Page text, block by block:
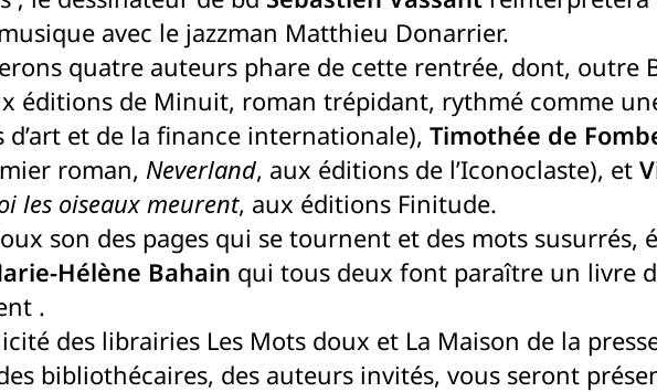
avec le jazzman Matthieu Donarrier.
quatre auteurs phare de cette rentrée, dont, outre
éditions de Minuit, roman trépidant, rythmé comme
et de la finance internationale), Timothée de
roman, Neverland, aux éditions de l’Iconoclaste), et
les oiseaux meurent, aux éditions Finitude.
son des pages qui se tournent et des mots susurrés,
Hélène Bahain qui tous deux font paraître un livre
.
des librairies Les Mots doux et La Maison de la
bibliothécaires, des auteurs invités, vous seront